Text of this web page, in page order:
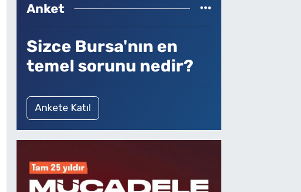
Anket
Sizce Bursa'nın en
temel sorunu nedir?
Ankete Katıl